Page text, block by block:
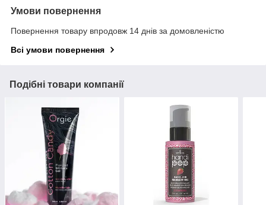
Умови повернення
Повернення товару впродовж 14 днів за домовленістю
Всі умови повернення
Подібні товари компанії